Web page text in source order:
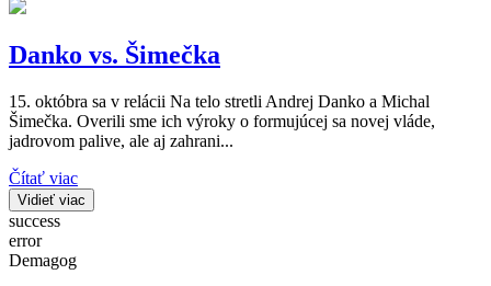
Danko vs. Šimečka
15. októbra sa v relácii Na telo stretli Andrej Danko a Michal
Šimečka. Overili sme ich výroky o formujúcej sa novej vláde,
jadrovom palive, ale aj zahrani...
Čítať viac
Vidieť viac
success
error
Demagog